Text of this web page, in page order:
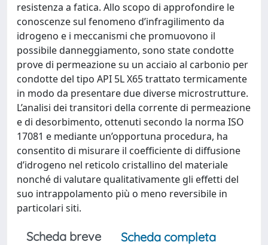
resistenza a fatica. Allo scopo di approfondire le
conoscenze sul fenomeno d’infragilimento da
idrogeno e i meccanismi che promuovono il
possibile danneggiamento, sono state condotte
prove di permeazione su un acciaio al carbonio per
condotte del tipo API 5L X65 trattato termicamente
in modo da presentare due diverse microstrutture.
L’analisi dei transitori della corrente di permeazione
e di desorbimento, ottenuti secondo la norma ISO
17081 e mediante un’opportuna procedura, ha
consentito di misurare il coefficiente di diffusione
d’idrogeno nel reticolo cristallino del materiale
nonché di valutare qualitativamente gli effetti del
suo intrappolamento più o meno reversibile in
particolari siti.
Scheda breve
Scheda completa